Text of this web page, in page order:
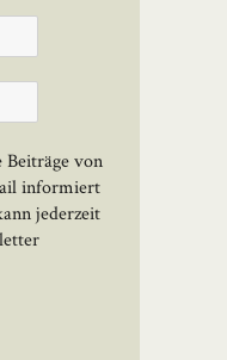
Beiträge von
informiert
jederzeit